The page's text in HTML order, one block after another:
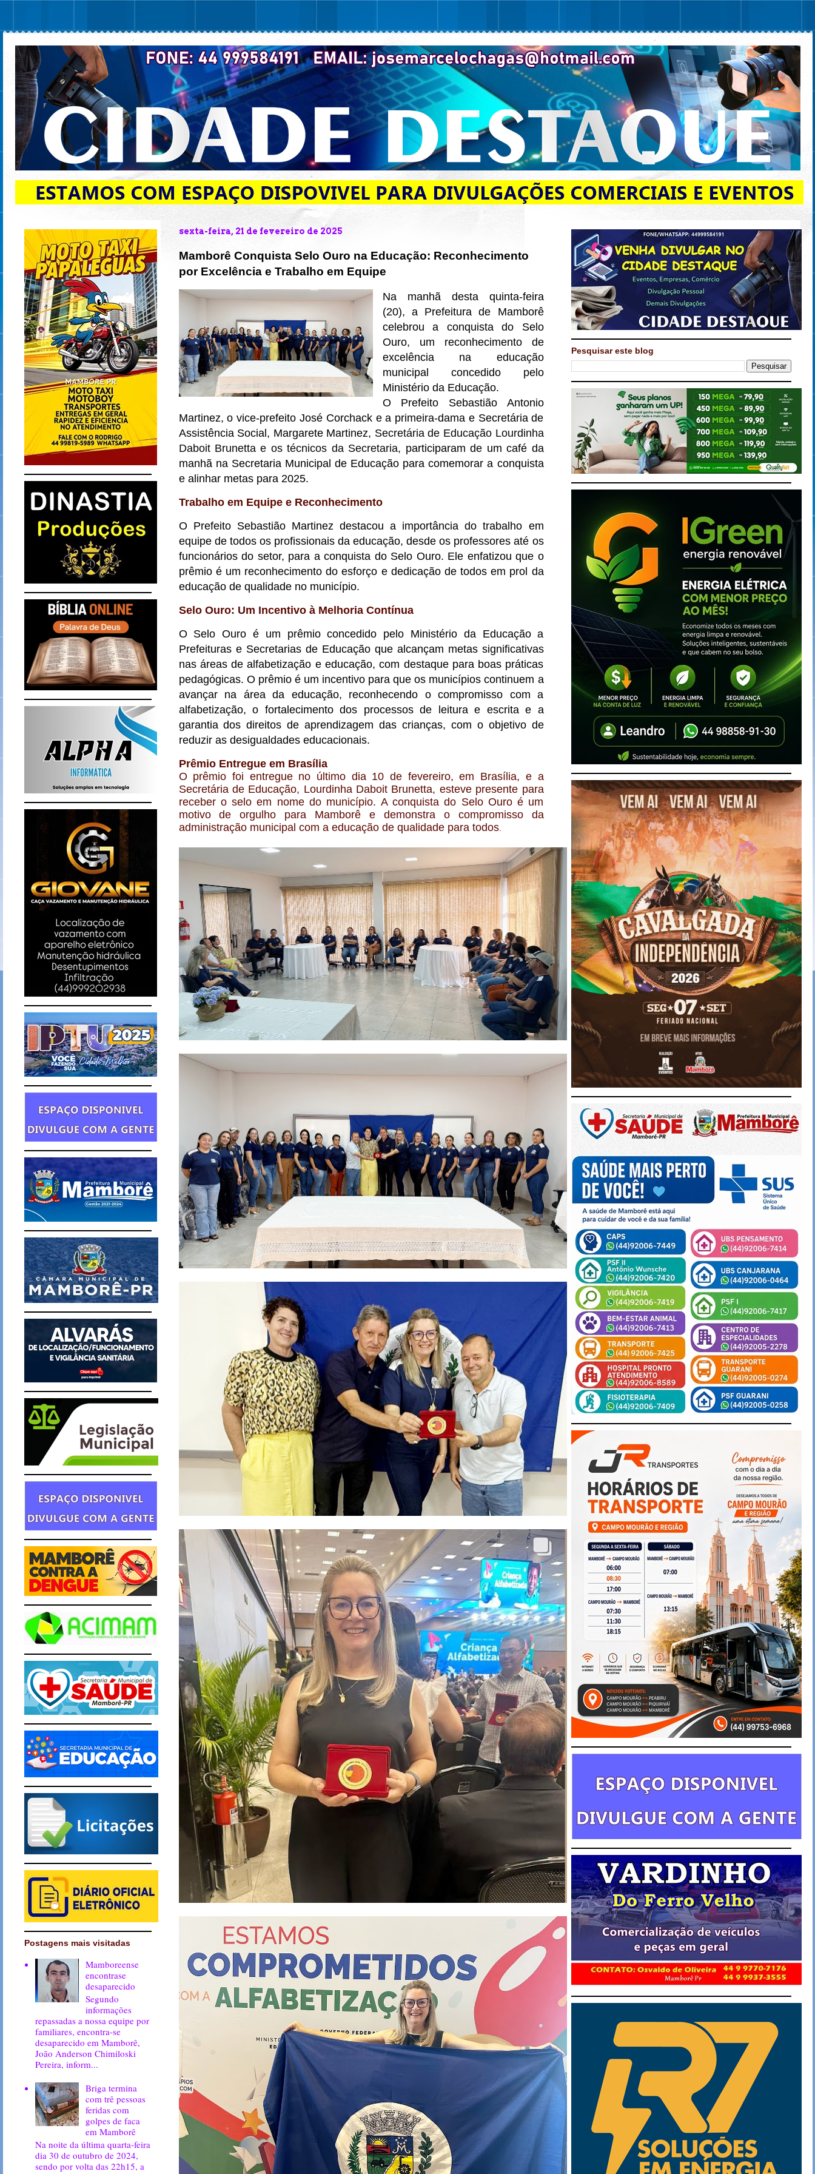
sexta-feira, 21 de fevereiro de 2025
Mamborê Conquista Selo Ouro na Educação: Reconhecimento
por Excelência e Trabalho em Equipe
Na manhã desta quinta-feira
(20), a Prefeitura de Mamborê
celebrou a conquista do Selo
Ouro, um reconhecimento de
excelência na educação
municipal concedido pelo
Ministério da Educação.
O Prefeito Sebastião Antonio
Martinez, o vice-prefeito José Corchack e a primeira-dama e Secretária de
Assistência Social, Margarete Martinez, Secretária de Educação Lourdinha
Daboit Brunetta e os técnicos da Secretaria, participaram de um café da
manhã na Secretaria Municipal de Educação para comemorar a conquista
e alinhar metas para 2025.
Trabalho em Equipe e Reconhecimento
O Prefeito Sebastião Martinez destacou a importância do trabalho em
equipe de todos os profissionais da educação, desde os professores até os
funcionários do setor, para a conquista do Selo Ouro. Ele enfatizou que o
prêmio é um reconhecimento do esforço e dedicação de todos em prol da
educação de qualidade no município.
Selo Ouro: Um Incentivo à Melhoria Contínua
O Selo Ouro é um prêmio concedido pelo Ministério da Educação a
Prefeituras e Secretarias de Educação que alcançam metas significativas
nas áreas de alfabetização e educação, com destaque para boas práticas
pedagógicas. O prêmio é um incentivo para que os municípios continuem a
avançar na área da educação, reconhecendo o compromisso com a
alfabetização, o fortalecimento dos processos de leitura e escrita e a
garantia dos direitos de aprendizagem das crianças, com o objetivo de
reduzir as desigualdades educacionais.
Prêmio Entregue em Brasília
O prêmio foi entregue no último dia 10 de fevereiro, em Brasília, e a
Secretária de Educação, Lourdinha Daboit Brunetta, esteve presente para
receber o selo em nome do município. A conquista do Selo Ouro é um
motivo de orgulho para Mamborê e demonstra o compromisso da
administração municipal com a educação de qualidade para todos.
Postagens mais visitadas
Mamboreense
encontrase
desaparecido
Segundo
informações
repassadas a nossa equipe por
familiares, encontra-se
desaparecido em Mamborê,
João Anderson Chimiloski
Pereira, inform...
Briga termina
com trê pessoas
feridas com
golpes de faca
em Mamborê
Na noite da última quarta-feira
dia 30 de outubro de 2024,
sendo por volta das 22h15, a
Pesquisar este blog